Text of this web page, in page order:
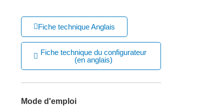
Fiche technique Anglais
Fiche technique du configurateur
(en anglais)
Mode d'emploi